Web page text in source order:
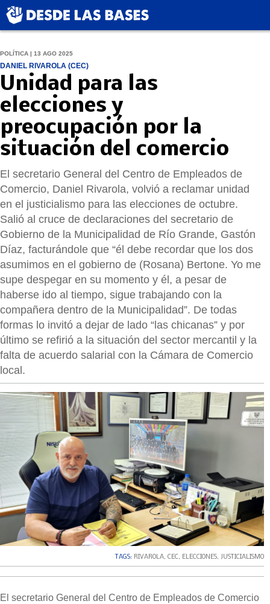
POLÍTICA | 13 AGO 2025
DANIEL RIVAROLA (CEC)
Unidad para las
elecciones y
preocupación por la
situación del comercio
El secretario General del Centro de Empleados de
Comercio, Daniel Rivarola, volvió a reclamar unidad
en el justicialismo para las elecciones de octubre.
Salió al cruce de declaraciones del secretario de
Gobierno de la Municipalidad de Río Grande, Gastón
Díaz, facturándole que “él debe recordar que los dos
asumimos en el gobierno de (Rosana) Bertone. Yo me
supe despegar en su momento y él, a pesar de
haberse ido al tiempo, sigue trabajando con la
compañera dentro de la Municipalidad”. De todas
formas lo invitó a dejar de lado “las chicanas” y por
último se refirió a la situación del sector mercantil y la
falta de acuerdo salarial con la Cámara de Comercio
local.
TAGS: RIVAROLA, CEC, ELECCIONES, JUSTICIALISMO
El secretario General del Centro de Empleados de Comercio